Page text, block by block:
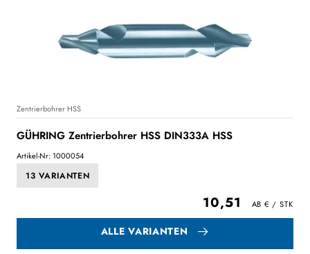
Zentrierbohrer HSS
GÜHRING Zentrierbohrer HSS DIN333A HSS
Artikel-Nr: 1000054
13 VARIANTEN
10,51
ALLE VARIANTEN